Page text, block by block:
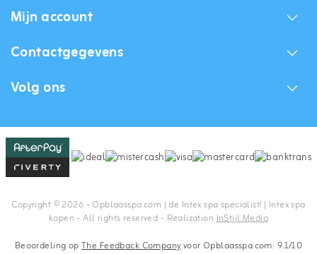
Mijn account
Contactgegevens
Volg ons
Copyright © 2026 - Opblaasspa.com | de Intex spa specialist! | Intex spa
kopen - All rights reserved - RealizationInStijl Media
Beoordeling opThe Feedback Companyvoor Opblaasspa.com: 9.1/10